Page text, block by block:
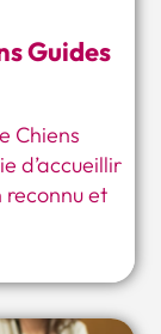
Guides
Chiens
d’accueillir
reconnu et